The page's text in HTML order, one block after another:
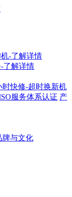
-了解详情
了解详情
时快修-超时换新机
服务体系认证 产
牌与文化